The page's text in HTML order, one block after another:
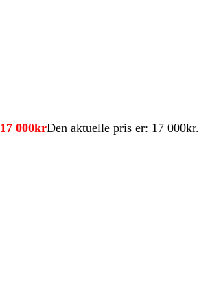
17 000krDen aktuelle pris er: 17 000kr.